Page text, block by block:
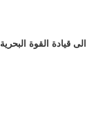
قيادة القوة البحرية